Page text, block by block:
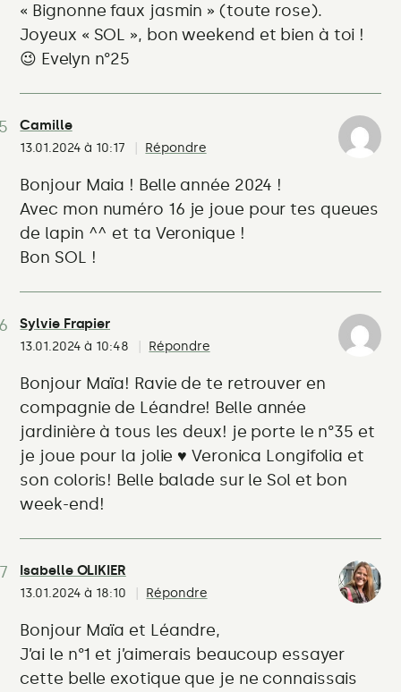
« Bignonne faux jasmin » (toute rose).
Joyeux « SOL », bon weekend et bien à toi !
😉 Evelyn n°25
Camille
13.01.2024 à 10:17 Répondre
Bonjour Maia ! Belle année 2024 !
Avec mon numéro 16 je joue pour tes queues
de lapin ^^ et ta Veronique !
Bon SOL !
Sylvie Frapier
13.01.2024 à 10:48 Répondre
Bonjour Maïa! Ravie de te retrouver en
compagnie de Léandre! Belle année
jardinière à tous les deux! je porte le n°35 et
je joue pour la jolie ♥ Veronica Longifolia et
son coloris! Belle balade sur le Sol et bon
week-end!
Isabelle OLIKIER
13.01.2024 à 18:10 Répondre
Bonjour Maïa et Léandre,
J’ai le n°1 et j’aimerais beaucoup essayer
cette belle exotique que je ne connaissais